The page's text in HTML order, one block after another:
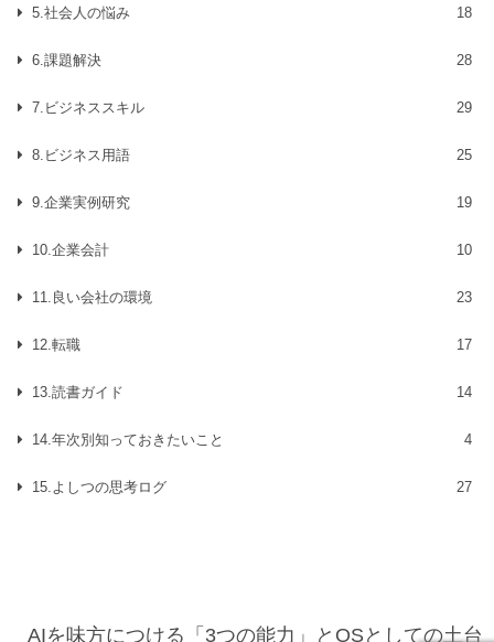
5.社会人の悩み 18
6.課題解決 28
7.ビジネススキル 29
8.ビジネス用語 25
9.企業実例研究 19
10.企業会計 10
11.良い会社の環境 23
12.転職 17
13.読書ガイド 14
14.年次別知っておきたいこと 4
15.よしつの思考ログ 27
AIを味方につける「3つの能力」とOSとしての土台